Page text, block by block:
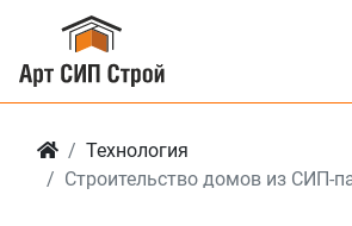
Технология
Строительство домов из СИП-